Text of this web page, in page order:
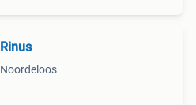
Rinus
Noordeloos